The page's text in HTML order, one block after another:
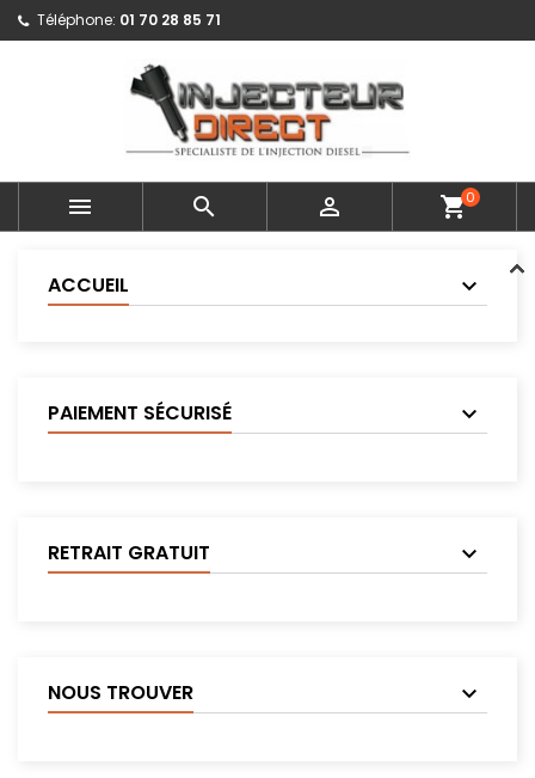
Téléphone: 01 70 28 85 71
   shopping_cart0
ACCUEIL
PAIEMENT SÉCURISÉ
RETRAIT GRATUIT
NOUS TROUVER